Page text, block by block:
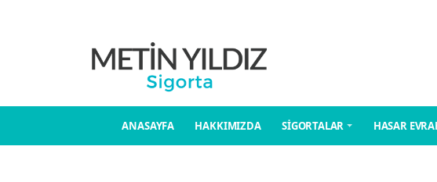
ANASAYFA HAKKIMIZDA SİGORTALAR HASAR